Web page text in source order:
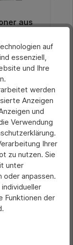
5 Sternen
aus
auf
essenziell,
und Ihre
werden
Anzeigen
und
Verwendung
Ihrer
zu nutzen. Sie
unter
oder anpassen.
Funktionen der